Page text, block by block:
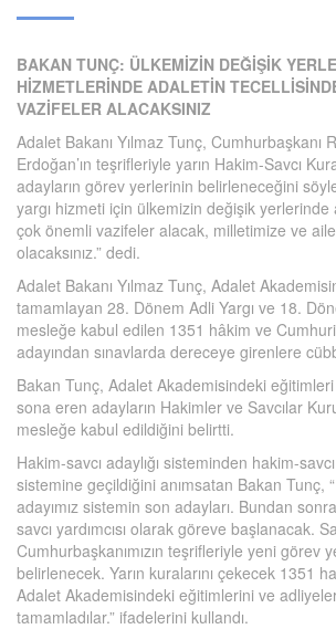
BAKAN TUNÇ: ÜLKEMİZİN DEĞİŞİK
HİZMETLERİNDE ADALETİN
VAZİFELER ALACAKSINIZ
Adalet Bakanı Yılmaz Tunç, Cumhurbaşkanı
Erdoğan’ın teşrifleriyle yarın Hakim-Savcı
adayların görev yerlerinin belirleneceğini
yargı hizmeti için ülkemizin değişik
çok önemli vazifeler alacak, milletimize ve
olacaksınız.” dedi.
Adalet Bakanı Yılmaz Tunç, Adalet
tamamlayan 28. Dönem Adli Yargı ve 18.
mesleğe kabul edilen 1351 hâkim ve
adayından sınavlarda dereceye girenlere
Bakan Tunç, Adalet Akademisindeki
sona eren adayların Hakimler ve Savcılar
mesleğe kabul edildiğini belirtti.
Hakim-savcı adaylığı sisteminden hakim-savcı
sistemine geçildiğini anımsatan Bakan Tunç,
adayımız sistemin son adayları. Bundan
savcı yardımcısı olarak göreve başlanacak.
Cumhurbaşkanımızın teşrifleriyle yeni görev
belirlenecek. Yarın kuralarını çekecek 1351
Adalet Akademisindeki eğitimlerini ve
tamamladılar.” ifadelerini kullandı.